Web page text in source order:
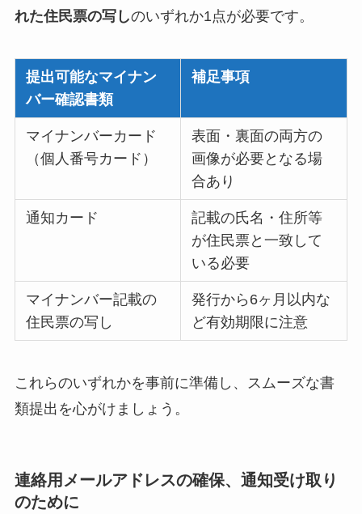
れた住民票の写しのいずれか1点が必要です。
提出可能なマイナン
バー確認書類
補足事項
マイナンバーカード
（個人番号カード）
表面・裏面の両方の
画像が必要となる場
合あり
通知カード
記載の氏名・住所等
が住民票と一致して
いる必要
マイナンバー記載の
住民票の写し
発行から6ヶ月以内な
ど有効期限に注意
これらのいずれかを事前に準備し、スムーズな書
類提出を心がけましょう。
連絡用メールアドレスの確保、通知受け取り
のために